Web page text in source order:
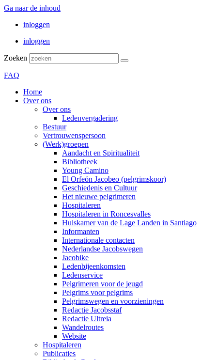
Ga naar de inhoud
inloggen
inloggen
Zoeken
FAQ
Home
Over ons
Over ons
Ledenvergadering
Bestuur
Vertrouwenspersoon
(Werk)groepen
Aandacht en Spiritualiteit
Bibliotheek
Young Camino
El Orfeón Jacobeo (pelgrimskoor)
Geschiedenis en Cultuur
Het nieuwe pelgrimeren
Hospitaleren
Hospitaleren in Roncesvalles
Huiskamer van de Lage Landen in Santiago
Informanten
Internationale contacten
Nederlandse Jacobswegen
Jacobike
Ledenbijeenkomsten
Ledenservice
Pelgrimeren voor de jeugd
Pelgrims voor pelgrims
Pelgrimswegen en voorzieningen
Redactie Jacobsstaf
Redactie Ultreia
Wandelroutes
Website
Hospitaleren
Publicaties